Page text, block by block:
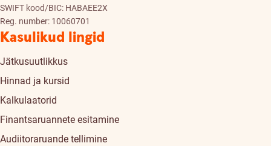
SWIFT kood/BIC: HABAEE2X
Reg. number: 10060701
Kasulikud lingid
Jätkusuutlikkus
Hinnad ja kursid
Kalkulaatorid
Finantsaruannete esitamine
Audiitoraruande tellimine